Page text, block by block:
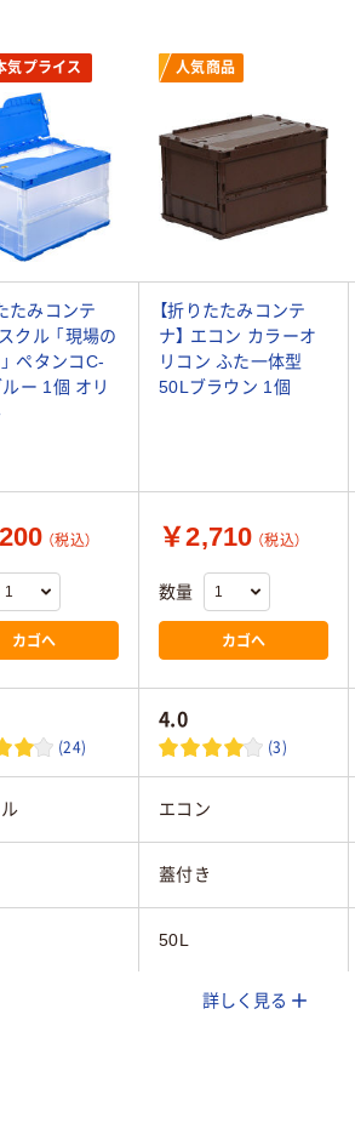
気プライス 人気商品
たみコンテ
クル 「現場の
ペタンコC-
ー 1個 オリ
【折りたたみコンテ
ナ】 エコン カラーオ
リコン ふた一体型
50Lブラウン 1個
（税込）
カゴへ
￥2,710 （税込）
数量
カゴへ
(24)
4.0
(3)
エコン
蓋付き
50L
詳しく見る